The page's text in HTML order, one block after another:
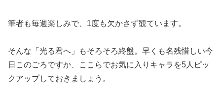
筆者も毎週楽しみで、1度も欠かさず観ています。
そんな「光る君へ」もそろそろ終盤。早くも名残惜しい今
日このごろですか、ここらでお気に入りキャラを5人ピッ
クアップしておきましょう。